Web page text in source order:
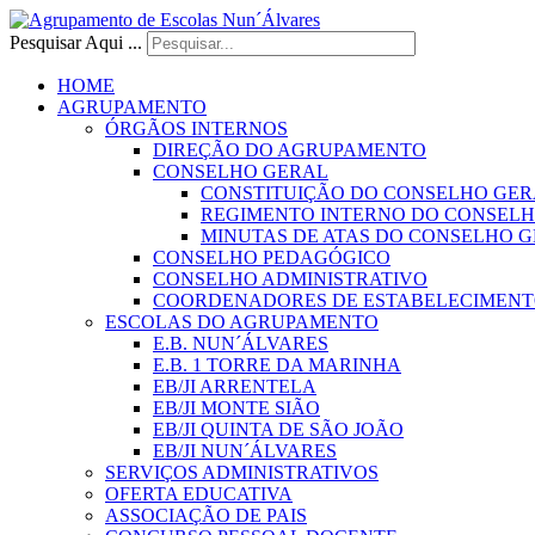
Pesquisar Aqui ...
HOME
AGRUPAMENTO
ÓRGÃOS INTERNOS
DIREÇÃO DO AGRUPAMENTO
CONSELHO GERAL
CONSTITUIÇÃO DO CONSELHO
REGIMENTO INTERNO DO
MINUTAS DE ATAS DO CONSELHO
CONSELHO PEDAGÓGICO
CONSELHO ADMINISTRATIVO
COORDENADORES DE
ESCOLAS DO AGRUPAMENTO
E.B. NUN´ÁLVARES
E.B. 1 TORRE DA MARINHA
EB/JI ARRENTELA
EB/JI MONTE SIÃO
EB/JI QUINTA DE SÃO JOÃO
EB/JI NUN´ÁLVARES
SERVIÇOS ADMINISTRATIVOS
OFERTA EDUCATIVA
ASSOCIAÇÃO DE PAIS